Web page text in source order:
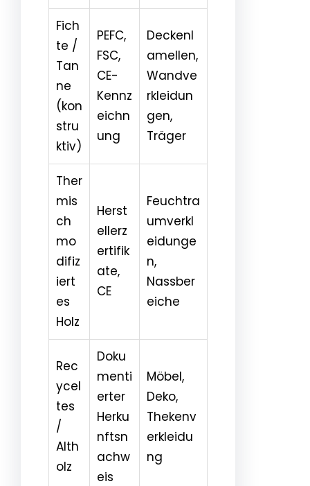
Fich
te /
Tan
ne
(kon
stru
ktiv)
PEFC,
FSC,
CE-
Kennz
eichn
ung
Deckenl
amellen,
Wandve
rkleidun
gen,
Träger
Ther
mis
ch
mo
difiz
iert
es
Holz
Herst
ellerz
ertifik
ate,
CE
Feuchtra
umverkl
eidunge
n,
Nassber
eiche
Rec
ycel
tes
/
Alth
olz
Doku
menti
erter
Herku
nftsn
achw
eis
Möbel,
Deko,
Thekenv
erkleidu
ng